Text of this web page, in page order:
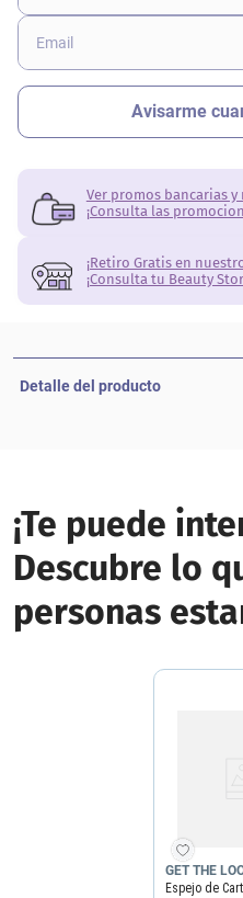
Ver promos bancarias y
¡Consulta las
¡Retiro Gratis en
¡Consulta tu Beauty
Detalle del producto
¡Te puede
Descubre lo
personas
GET THE
Espejo de